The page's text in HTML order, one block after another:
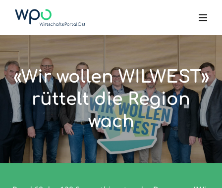
«Wir wollen WILWEST»
rüttelt die Region
wach